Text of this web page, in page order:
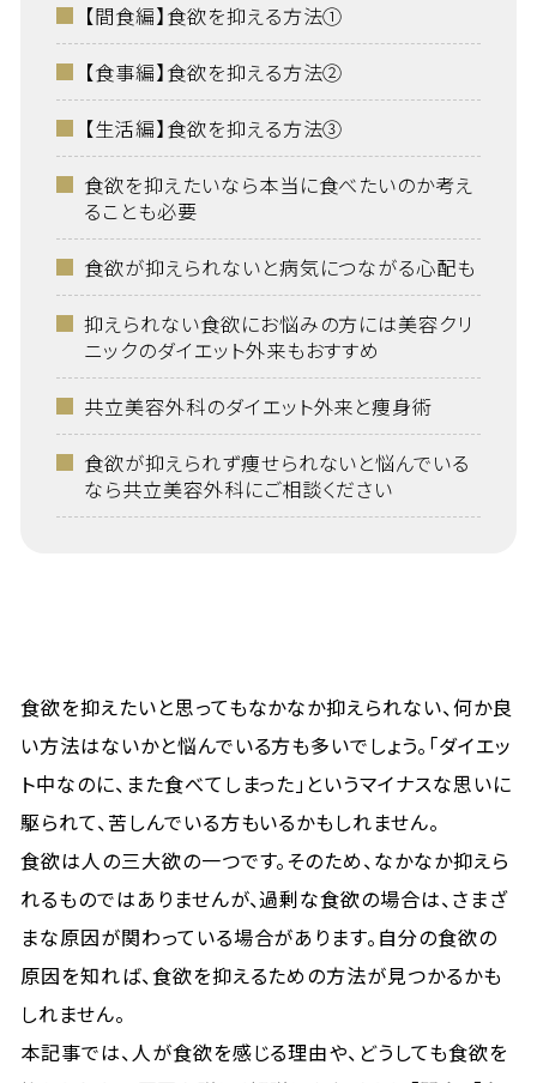
【間食編】食欲を抑える方法①
【食事編】食欲を抑える方法②
【生活編】食欲を抑える方法③
食欲を抑えたいなら本当に食べたいのか考え
ることも必要
食欲が抑えられないと病気につながる心配も
抑えられない食欲にお悩みの方には美容クリ
ニックのダイエット外来もおすすめ
共立美容外科のダイエット外来と痩身術
食欲が抑えられず痩せられないと悩んでいる
なら共立美容外科にご相談ください
食欲を抑えたいと思ってもなかなか抑えられない、何か良
い方法はないかと悩んでいる方も多いでしょう。「ダイエッ
ト中なのに、また食べてしまった」というマイナスな思いに
駆られて、苦しんでいる方もいるかもしれません。
食欲は人の三大欲の一つです。そのため、なかなか抑えら
れるものではありませんが、過剰な食欲の場合は、さまざ
まな原因が関わっている場合があります。自分の食欲の
原因を知れば、食欲を抑えるための方法が見つかるかも
しれません。
本記事では、人が食欲を感じる理由や、どうしても食欲を